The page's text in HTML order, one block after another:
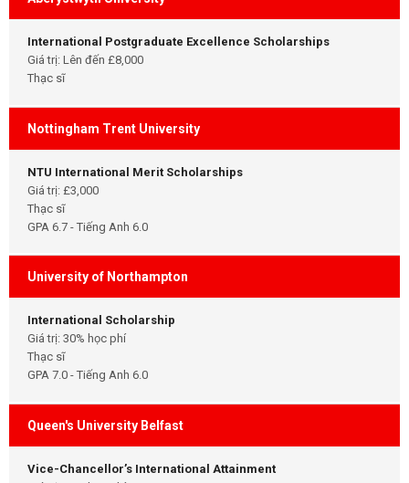
International Postgraduate Excellence Scholarships
Giá trị: Lên đến £8,000
Thạc sĩ
Nottingham Trent University
NTU International Merit Scholarships
Giá trị: £3,000
Thạc sĩ
GPA 6.7 - Tiếng Anh 6.0
University of Northampton
International Scholarship
Giá trị: 30% học phí
Thạc sĩ
GPA 7.0 - Tiếng Anh 6.0
Queen's University Belfast
Vice-Chancellor’s International Attainment